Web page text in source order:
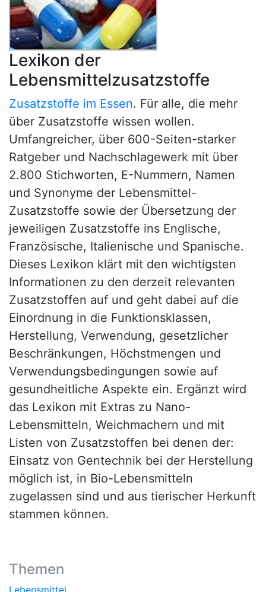
Lexikon der
Lebensmittelzusatzstoffe
Zusatzstoffe im Essen. Für alle, die mehr
über Zusatzstoffe wissen wollen.
Umfangreicher, über 600-Seiten-starker
Ratgeber und Nachschlagewerk mit über
2.800 Stichworten, E-Nummern, Namen
und Synonyme der Lebensmittel-
Zusatzstoffe sowie der Übersetzung der
jeweiligen Zusatzstoffe ins Englische,
Französische, Italienische und Spanische.
Dieses Lexikon klärt mit den wichtigsten
Informationen zu den derzeit relevanten
Zusatzstoffen auf und geht dabei auf die
Einordnung in die Funktionsklassen,
Herstellung, Verwendung, gesetzlicher
Beschränkungen, Höchstmengen und
Verwendungsbedingungen sowie auf
gesundheitliche Aspekte ein. Ergänzt wird
das Lexikon mit Extras zu Nano-
Lebensmitteln, Weichmachern und mit
Listen von Zusatzstoffen bei denen der:
Einsatz von Gentechnik bei der Herstellung
möglich ist, in Bio-Lebensmitteln
zugelassen sind und aus tierischer Herkunft
stammen können.
Themen
Lebensmittel